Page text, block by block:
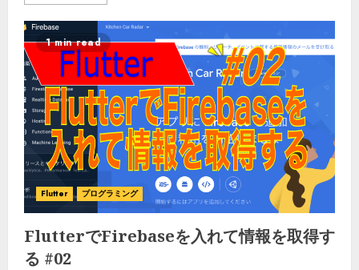
1 min read
Flutter プログラミング
FlutterでFirebaseを入れて情報を取得す
る #02